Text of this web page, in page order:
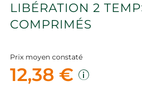
LIBÉRATION 2
COMPRIMÉS
Prix moyen constaté
12,38 €